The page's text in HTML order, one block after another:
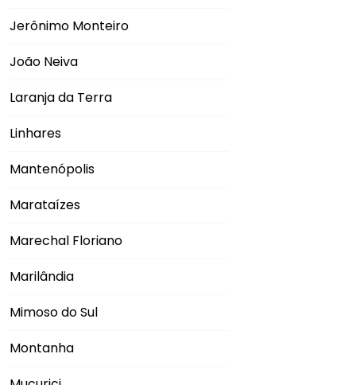
Jerônimo Monteiro
João Neiva
Laranja da Terra
Linhares
Mantenópolis
Marataízes
Marechal Floriano
Marilândia
Mimoso do Sul
Montanha